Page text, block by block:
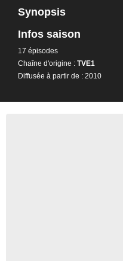
Synopsis
Infos saison
17 épisodes
Chaîne d'origine : TVE1
Diffusée à partir de : 2010